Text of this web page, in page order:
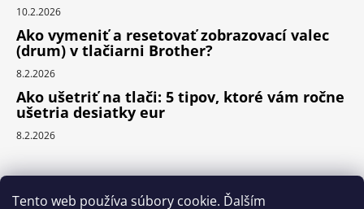
Tento web používa súbory cookie. Ďalším
10.2.2026
Ako vymeniť a resetovať zobrazovací valec
(drum) v tlačiarni Brother?
8.2.2026
Ako ušetriť na tlači: 5 tipov, ktoré vám ročne
ušetria desiatky eur
8.2.2026
Prijímame online platby